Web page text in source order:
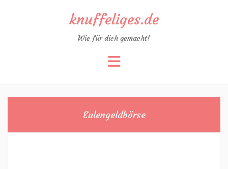
knuffeliges.de
Wie für dich gemacht!
Eulengeldbörse